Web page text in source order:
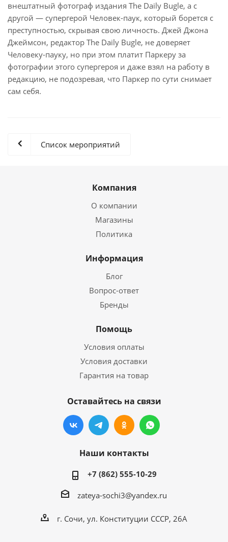
внештатный фотограф издания The Daily Bugle, а с
другой — супергерой Человек-паук, который борется с
преступностью, скрывая свою личность. Джей Джона
Джеймсон, редактор The Daily Bugle, не доверяет
Человеку-пауку, но при этом платит Паркеру за
фотографии этого супергероя и даже взял на работу в
редакцию, не подозревая, что Паркер по сути снимает
сам себя.
Список мероприятий
Компания
О компании
Магазины
Политика
Информация
Блог
Вопрос-ответ
Бренды
Помощь
Условия оплаты
Условия доставки
Гарантия на товар
Оставайтесь на связи
Наши контакты
+7 (862) 555-10-29
zateya-sochi3@yandex.ru
г. Сочи, ул. Конституции СССР, 26А